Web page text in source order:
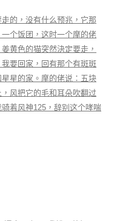
的，没有什么预兆，它那
个饭团，这时一个摩的佬
黄色的猫突然決定要走，
要回家，回有那个有斑斑
星的家。摩的佬说：五块
风把它的毛和耳朵吹翻过
着风神125，辞别这个哮喘